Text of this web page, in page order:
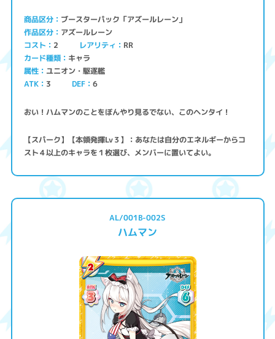
商品区分 ブースターパック「アズールレーン」
作品区分 アズールレーン
コスト 2 レアリティ RR
カード種類 キャラ
属性 ユニオン・駆逐艦
ATK 3 DEF 6
おい！ハムマンのことをぼんやり見るでない、このヘンタイ！
【スパーク】【本領発揮Lv３】：あなたは自分のエネルギーからコ
スト４以上のキャラを１枚選び、メンバーに置いてよい。
AL/001B-002S
ハムマン